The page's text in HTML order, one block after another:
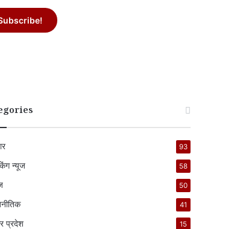
93
न्यूज 58
50
41
प्रदेश 15